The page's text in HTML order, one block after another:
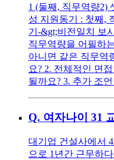
1 (둘째, 직무역량2)
성 지원동기 : 첫째,
기-&gt;비전일치 보
직무역량을 어필하
아니면 같은 직무역
요? 2. 전체적인 면
될까요? 3. 추가 조
Q. 여자나이 31
대기업 건설사에서
으로 1년간 근무하